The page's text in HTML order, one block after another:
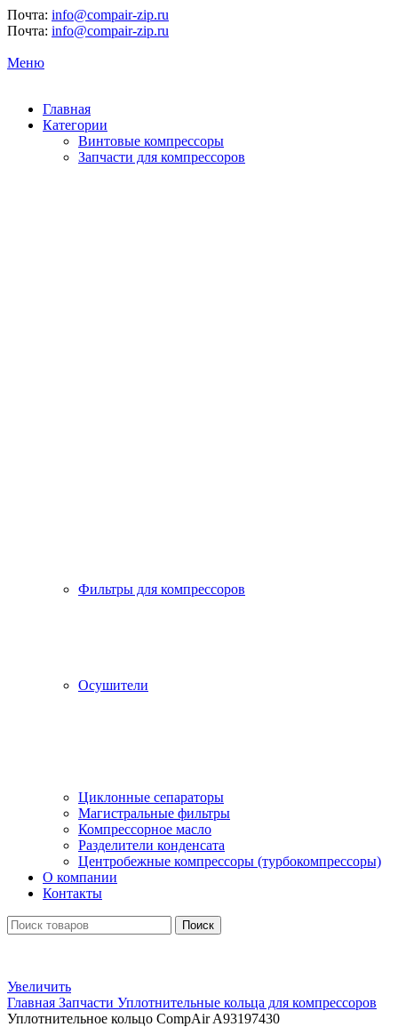
Почта: info@compair-zip.ru
Почта: info@compair-zip.ru
Меню
Главная
Категории
Винтовые компрессоры
Запчасти для компрессоров
Фильтры для компрессоров
Осушители
Циклонные сепараторы
Магистральные фильтры
Компрессорное масло
Разделители конденсата
Центробежные компрессоры (турбокомпрессоры)
О компании
Контакты
Поиск
Увеличить
Главная Запчасти Уплотнительные кольца для компрессоров
Уплотнительное кольцо CompAir A93197430